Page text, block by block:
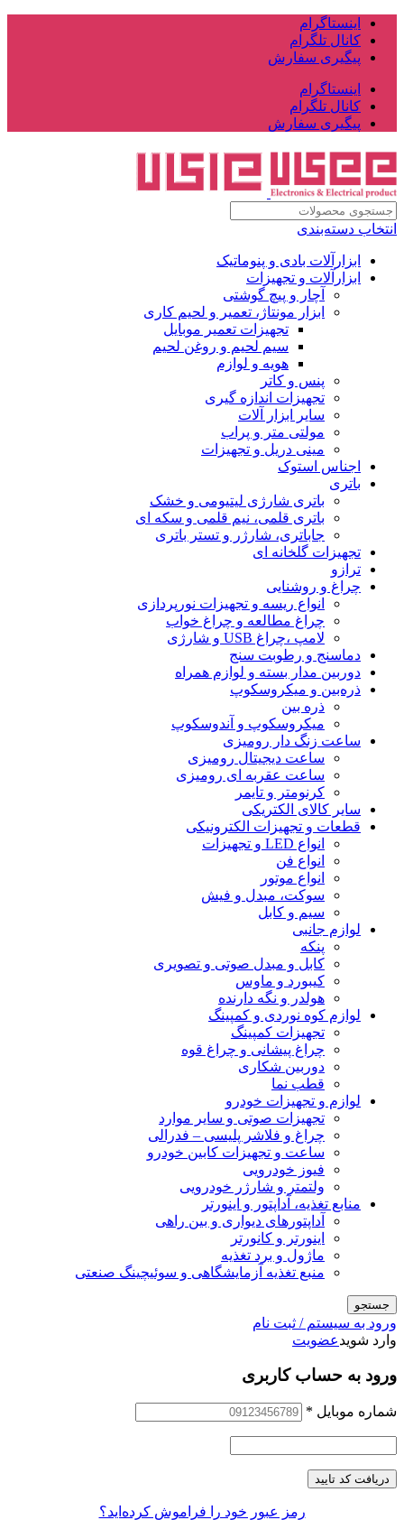
اینستاگرام
کانال تلگرام
پیگیری سفارش
اینستاگرام
کانال تلگرام
پیگیری سفارش
انتخاب دسته‌بندی
ابزارآلات بادی و پنوماتیک
ابزارآلات و تجهیزات
آچار و پیچ گوشتی
ابزار مونتاژ، تعمیر و لحیم کاری
تجهیزات تعمیر موبایل
سیم لحیم و روغن لحیم
هویه و لوازم
پنس و کاتر
تجهیزات اندازه گیری
سایر ابزار آلات
مولتی متر و پراب
مینی دریل و تجهیزات
اجناس استوک
باتری
باتری شارژی لیتیومی و خشک
باتری قلمی، نیم قلمی و سکه ای
جاباتری، شارژر و تستر باتری
تجهیزات گلخانه ای
ترازو
چراغ و روشنایی
انواع ریسه و تجهیزات نورپردازی
چراغ مطالعه و چراغ خواب
لامپ ،چراغ USB و شارژی
دماسنج و رطوبت سنج
دوربین مدار بسته و لوازم همراه
ذره‌بین و میکروسکوپ
ذره بین
میکروسکوپ و آندوسکوپ
ساعت زنگ دار رومیزی
ساعت دیجیتال رومیزی
ساعت عقربه ای رومیزی
کرنومتر و تایمر
سایر کالای الکتریکی
قطعات و تجهیزات الکترونیکی
انواع LED و تجهیزات
انواع فن
انواع موتور
سوکت، مبدل و فیش
سیم و کابل
لوازم جانبی
پنکه
کابل و مبدل صوتی و تصویری
کیبورد و ماوس
هولدر و نگه دارنده
لوازم کوه نوردی و کمپینگ
تجهیزات کمپینگ
چراغ پیشانی و چراغ قوه
دوربین شکاری
قطب نما
لوازم و تجهیزات خودرو
تجهیزات صوتی و سایر موارد
چراغ و فلاشر پلیسی – فدرالی
ساعت و تجهیزات کابین خودرو
فیوز خودرویی
ولتمتر و شارژر خودرویی
منابع تغذیه، آداپتور و اینورتر
آداپتورهای دیواری و بین راهی
اینورتر و کانورتر
ماژول و برد تغذیه
منبع تغذیه آزمایشگاهی و سوئیچینگ صنعتی
جستجو
ورود به سیستم / ثبت نام
وارد شویدعضویت
ورود به حساب کاربری
شماره موبایل *
دریافت کد تایید
رمز عبور خود را فراموش کرده‌اید؟